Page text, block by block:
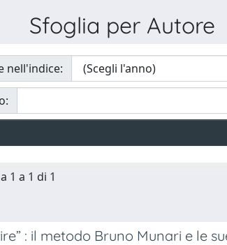
Sfoglia per Autore
nell'indice:
1 a 1 di 1
: il metodo Bruno Munari e le